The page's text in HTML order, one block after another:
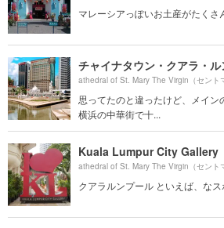
マレーシアっぽいお土産がたくさ
チャイナタウン・クアラ・
athedral of St. Mary The Virgin（セント
思ってたのと違ったけど、メイン
横浜の中華街で十...
athedral of St. Mary The Virgin（セント
クアラルンプール といえば、なス